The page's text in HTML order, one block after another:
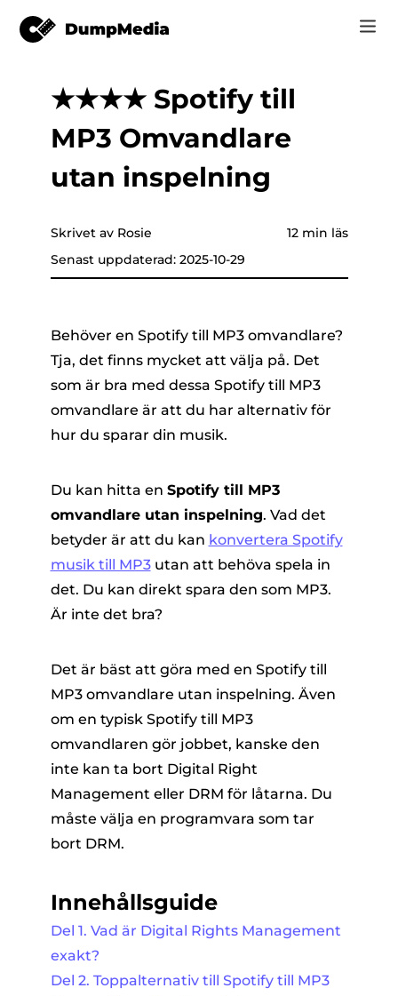
Music
som helst
Video
Online-verktyg
Spotify till mp3
YouTube Musik till MP3
Apple Music till MP3
Suno till MP3
Logga in
Registrera
★★★★ Spotify till
MP3 Omvandlare
utan inspelning
Skrivet av Rosie
Senast uppdaterad: 2025-10-29
12 min läs
Behöver en Spotify till MP3 omvandlare?
Tja, det finns mycket att välja på. Det
som är bra med dessa Spotify till MP3
omvandlare är att du har alternativ för
hur du sparar din musik.
Du kan hitta en Spotify till MP3
omvandlare utan inspelning. Vad det
betyder är att du kan konvertera Spotify
musik till MP3utan att behöva spela in
det. Du kan direkt spara den som MP3.
Är inte det bra?
Det är bäst att göra med en Spotify till
MP3 omvandlare utan inspelning. Även
om en typisk Spotify till MP3
omvandlaren gör jobbet, kanske den
inte kan ta bort Digital Right
Management eller DRM för låtarna. Du
måste välja en programvara som tar
bort DRM.
Innehållsguide
Del 1. Vad är Digital Rights Management
exakt?
Del 2. Toppalternativ till Spotify till MP3